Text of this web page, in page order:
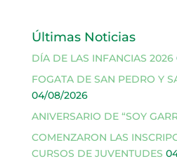
Últimas Noticias
DÍA DE LAS INFANCIAS 2026
FOGATA DE SAN PEDRO Y
04/08/2026
ANIVERSARIO DE “SOY
COMENZARON LAS
CURSOS DE JUVENTUDES